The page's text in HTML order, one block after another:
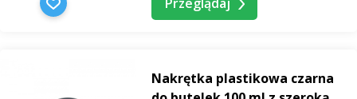
Przeglądaj
Nakrętka plastikowa czarna